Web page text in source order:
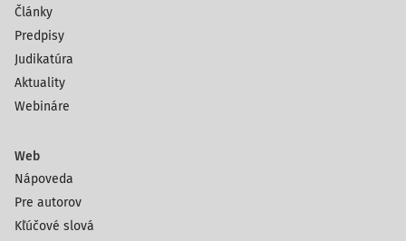
Články
Predpisy
Judikatúra
Aktuality
Webináre
Web
Nápoveda
Pre autorov
Kľúčové slová